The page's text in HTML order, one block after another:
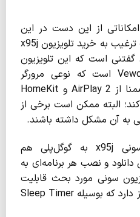
از این دست در این
مدل تلویزیون است که باعث ترغیب به خرید تلویزیون x95j
است که این تلویزیون
به شکل پیش­فرض دارای Vewd است که نوعی مرورگر
اینترنت محسوب می­‌شود. ضمنا از AirPlay 2 و HomeKit
البته ممکن است برخی از
به آن مشکل داشته باشند.
همچنین مدل تلویزیون سونی x95j به گوگل­‌پلی هم
و نصب هر برنامه­‌ای به
سونی مورد بحث قابلیت
زمانبندی به خواب رفتن را نیز دارد که بوسیله Sleep Timer